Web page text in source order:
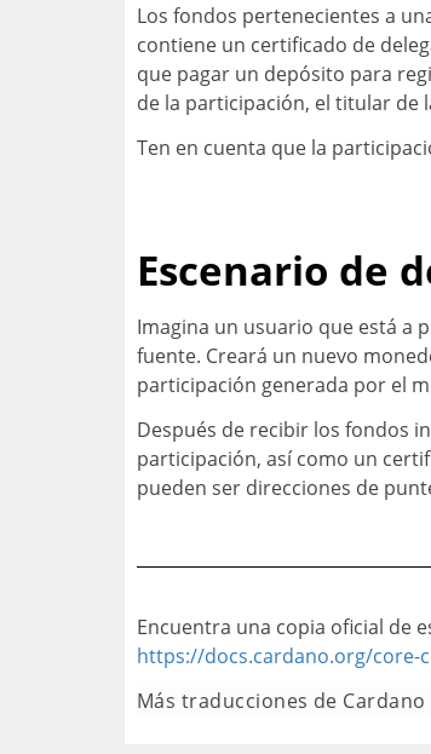
Los fondos pertenecientes a
contiene un certificado de
que pagar un depósito para
de la participación, el titular de
Ten en cuenta que la
Escenario de
Imagina un usuario que está a
fuente. Creará un nuevo
participación generada por el
Después de recibir los fondos
participación, así como un
pueden ser direcciones de
Encuentra una copia oficial de
https://docs.cardano.org/core-
Más traducciones de Cardano